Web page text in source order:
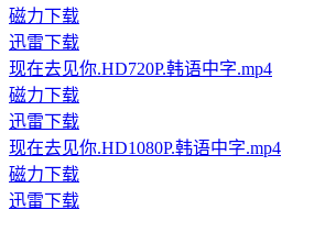
磁力下载
迅雷下载
现在去见你.HD720P.韩语中字.mp4
磁力下载
迅雷下载
现在去见你.HD1080P.韩语中字.mp4
磁力下载
迅雷下载